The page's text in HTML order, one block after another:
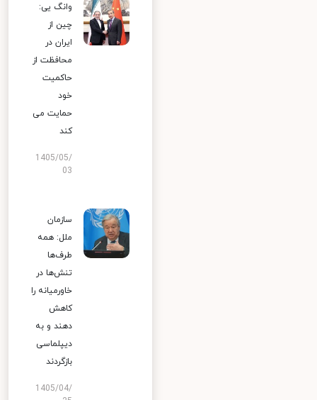
وانگ یی:
چین از
ایران در
محافظت از
حاکمیت
خود
حمایت می
کند
1405/05/
03
سازمان
ملل: همه
طرف‌ها
تنش‌ها در
خاورمیانه را
کاهش
دهند و به
دیپلماسی
بازگردند
1405/04/